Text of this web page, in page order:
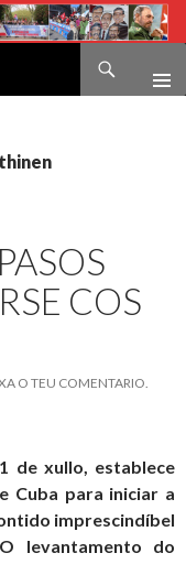
COS
O TEU COMENTARIO.
de xullo, establece
Cuba para iniciar a
imprescindíbel
levantamento do